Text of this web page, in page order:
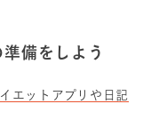
備をしよう
エットアプリや日記